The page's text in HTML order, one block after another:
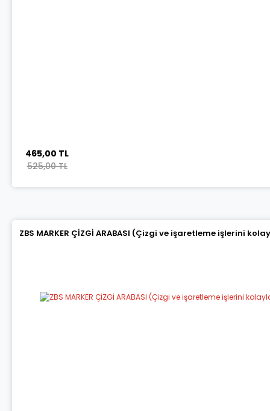
465,00 TL
525,00 TL
ZBS MARKER ÇİZGİ ARABASI (Çizgi ve işaretleme işlerini